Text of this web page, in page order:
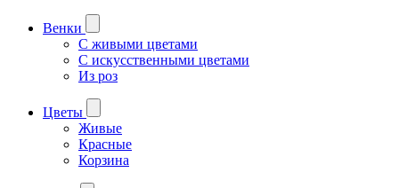
Венки
С живыми цветами
С искусственными цветами
Из роз
Цветы
Живые
Красные
Корзина